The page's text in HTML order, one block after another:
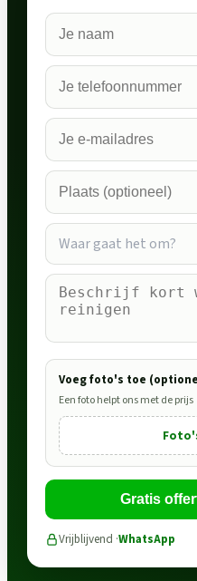
Waar gaat het om?
Voeg foto's toe
Een foto helpt ons met de prijs
Gratis
Vrijblijvend ·WhatsApp